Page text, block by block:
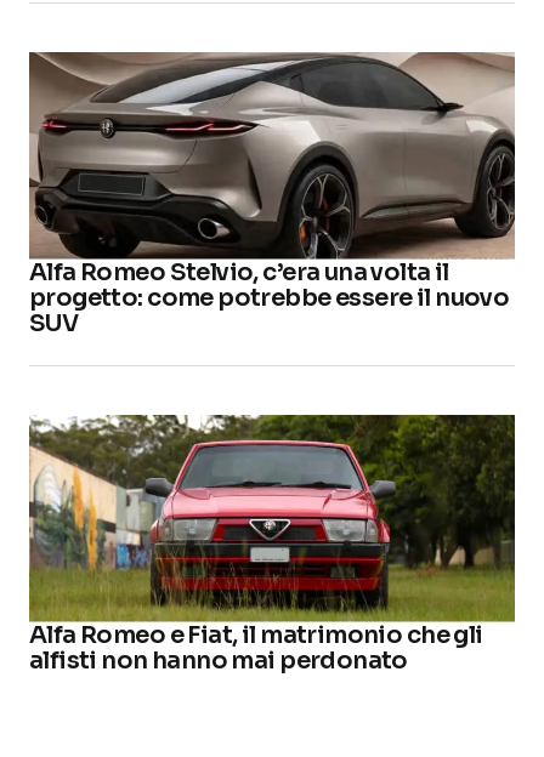
Alfa Romeo Stelvio, c’era una volta il
progetto: come potrebbe essere il nuovo
SUV
Alfa Romeo e Fiat, il matrimonio che gli
alfisti non hanno mai perdonato